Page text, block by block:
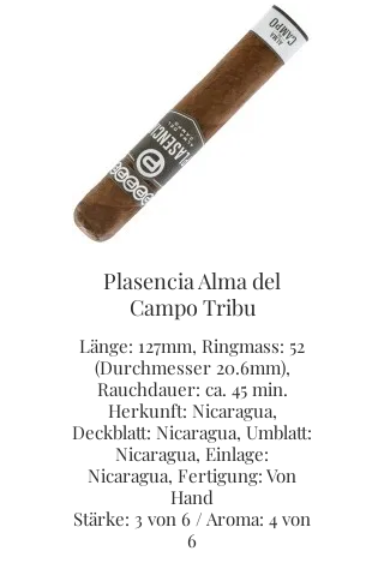
Plasencia Alma del
Campo Tribu
Länge: 127mm, Ringmass: 52
(Durchmesser 20.6mm),
Rauchdauer: ca. 45 min.
Herkunft: Nicaragua,
Deckblatt: Nicaragua, Umblatt:
Nicaragua, Einlage:
Nicaragua, Fertigung: Von
Hand
Stärke: 3 von 6 / Aroma: 4 von
6